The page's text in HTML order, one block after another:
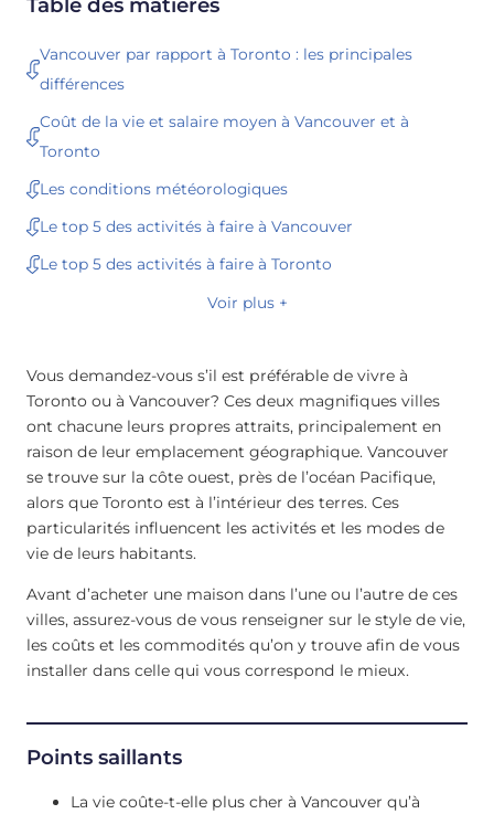
Vancouver par rapport à Toronto : les principales
différences
Coût de la vie et salaire moyen à Vancouver et à
Toronto
Les conditions météorologiques
Le top 5 des activités à faire à Vancouver
Le top 5 des activités à faire à Toronto
Voir plus +
Vous demandez-vous s’il est préférable de vivre à
Toronto ou à Vancouver? Ces deux magnifiques villes
ont chacune leurs propres attraits, principalement en
raison de leur emplacement géographique. Vancouver
se trouve sur la côte ouest, près de l’océan Pacifique,
alors que Toronto est à l’intérieur des terres. Ces
particularités influencent les activités et les modes de
vie de leurs habitants.
Avant d’acheter une maison dans l’une ou l’autre de ces
villes, assurez-vous de vous renseigner sur le style de vie,
les coûts et les commodités qu’on y trouve afin de vous
installer dans celle qui vous correspond le mieux.
Points saillants
La vie coûte-t-elle plus cher à Vancouver qu’à